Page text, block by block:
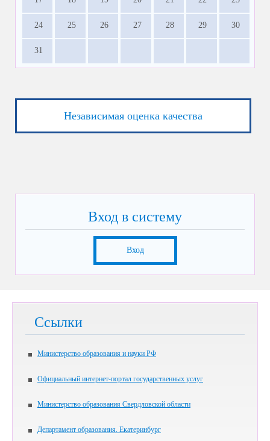
24 25 26 27 28 29 30
31
Независимая оценка качества
Вход в систему
Вход
Ссылки
Министерство образования и науки РФ
Официальный интернет-портал государственных услуг
Министерство образования Свердловской области
Департамент образования. Екатеринбург